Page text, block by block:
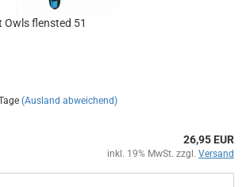
Owls flensted 51
(Ausland abweichend)
26,95 EUR
inkl. 19% MwSt. zzgl. Versand